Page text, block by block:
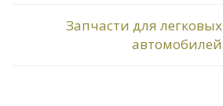
Запчасти для легковых
автомобилей